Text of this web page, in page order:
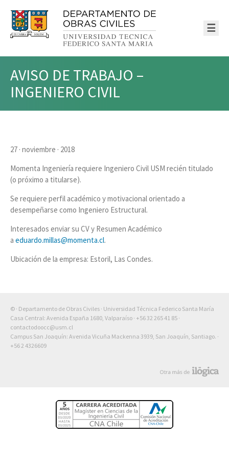
☰
AVISO DE TRABAJO –
INGENIERO CIVIL
27 · noviembre · 2018
Momenta Ingeniería requiere Ingeniero Civil USM recién titulado
(o próximo a titularse).
Se requiere perfil académico y motivacional orientado a
desempeñarse como Ingeniero Estructural.
Interesados enviar su CV y Resumen Académico
a eduardo.millas@momenta.cl.
Ubicación de la empresa: Estoril, Las Condes.
© · Departamento de Obras Civiles · Universidad Técnica Federico Santa María
Casa Central: Avenida España 1680, Valparaíso · +56 32 265 41 85 ·
contactodoocc@usm.cl
Campus San Joaquín: Avenida Vicuña Mackenna 3939, San Joaquín, Santiago. ·
+56 2 4326609